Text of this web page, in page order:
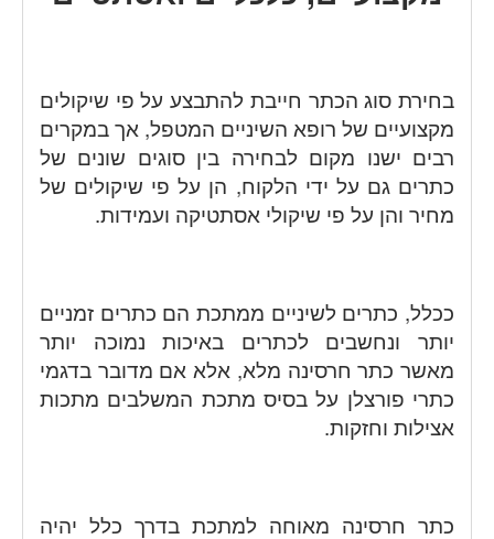
בחירת סוג הכתר חייבת להתבצע על פי שיקולים
מקצועיים של רופא השיניים המטפל, אך במקרים
רבים ישנו מקום לבחירה בין סוגים שונים של
כתרים גם על ידי הלקוח, הן על פי שיקולים של
מחיר והן על פי שיקולי אסתטיקה ועמידות.
ככלל, כתרים לשיניים ממתכת הם כתרים זמניים
יותר ונחשבים לכתרים באיכות נמוכה יותר
מאשר כתר חרסינה מלא, אלא אם מדובר בדגמי
כתרי פורצלן על בסיס מתכת המשלבים מתכות
אצילות וחזקות.
כתר חרסינה מאוחה למתכת בדרך כלל יהיה